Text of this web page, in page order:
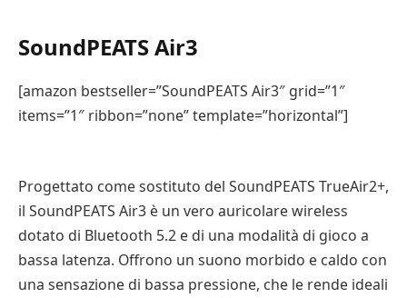
SoundPEATS Air3
[amazon bestseller=”SoundPEATS Air3″ grid=”1″
items=”1″ ribbon=”none” template=”horizontal”]
Progettato come sostituto del SoundPEATS TrueAir2+,
il SoundPEATS Air3 è un vero auricolare wireless
dotato di Bluetooth 5.2 e di una modalità di gioco a
bassa latenza. Offrono un suono morbido e caldo con
una sensazione di bassa pressione, che le rende ideali